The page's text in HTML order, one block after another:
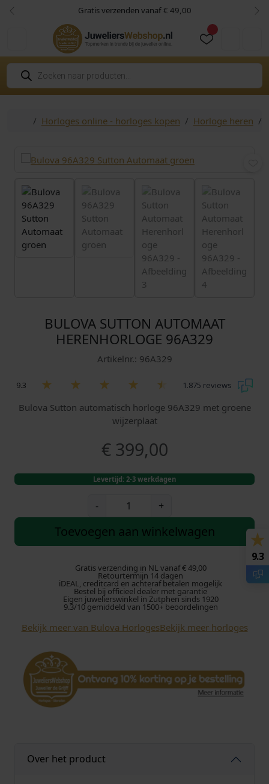
Skip to content
Skip to footer Gratis verzenden vanaf € 49,00
Vorige
P
o
d
HomeHorloges online - horloges kopen Horloge heren
BULOVA SUTTON AUTOMAAT
HERENHORLOGE 96A329
Artikelnr.: 96A329
9.3 1.875 reviews
Bulova Sutton automatisch horloge 96A329 met groene
wijzerplaat
€399,00
Levertijd: 2-3 werkdagen
-
a
S
u
t
o
u
t
H
+
Toevoegen aan winkelwagen
Gratis verzending in NL vanaf € 49,00
Retourtermijn 14 dagen
iDEAL, creditcard en achteraf betalen mogelijk
Bestel bij officieel dealer met garantie
Eigen juwelierswinkel in Zutphen sinds 1920
9.3/10 gemiddeld van 1500+ beoordelingen
Bekijk meer van Bulova HorlogesBekijk meer horloges
Over het product
9.3